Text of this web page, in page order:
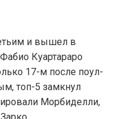
и вышел в
Куартараро
17-м после поул-
топ-5 замкнул
Морбиделли,